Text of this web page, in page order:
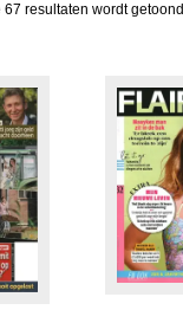
resultaten wordt getoond